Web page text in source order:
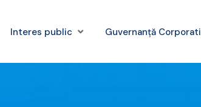
Interes public Guvernanță